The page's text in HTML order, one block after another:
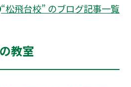
“松飛台校” のブログ記事一覧
教室